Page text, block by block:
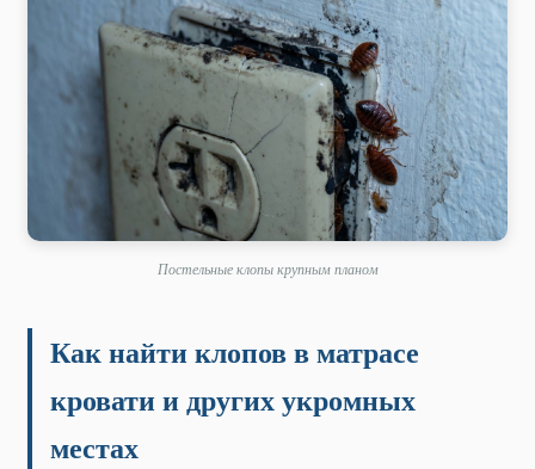
Постельные клопы крупным планом
Как найти клопов в матрасе
кровати и других укромных
местах